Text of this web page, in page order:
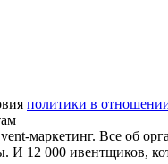
политики в
маркетинг. Все об
И 12 000 ивентщиков,